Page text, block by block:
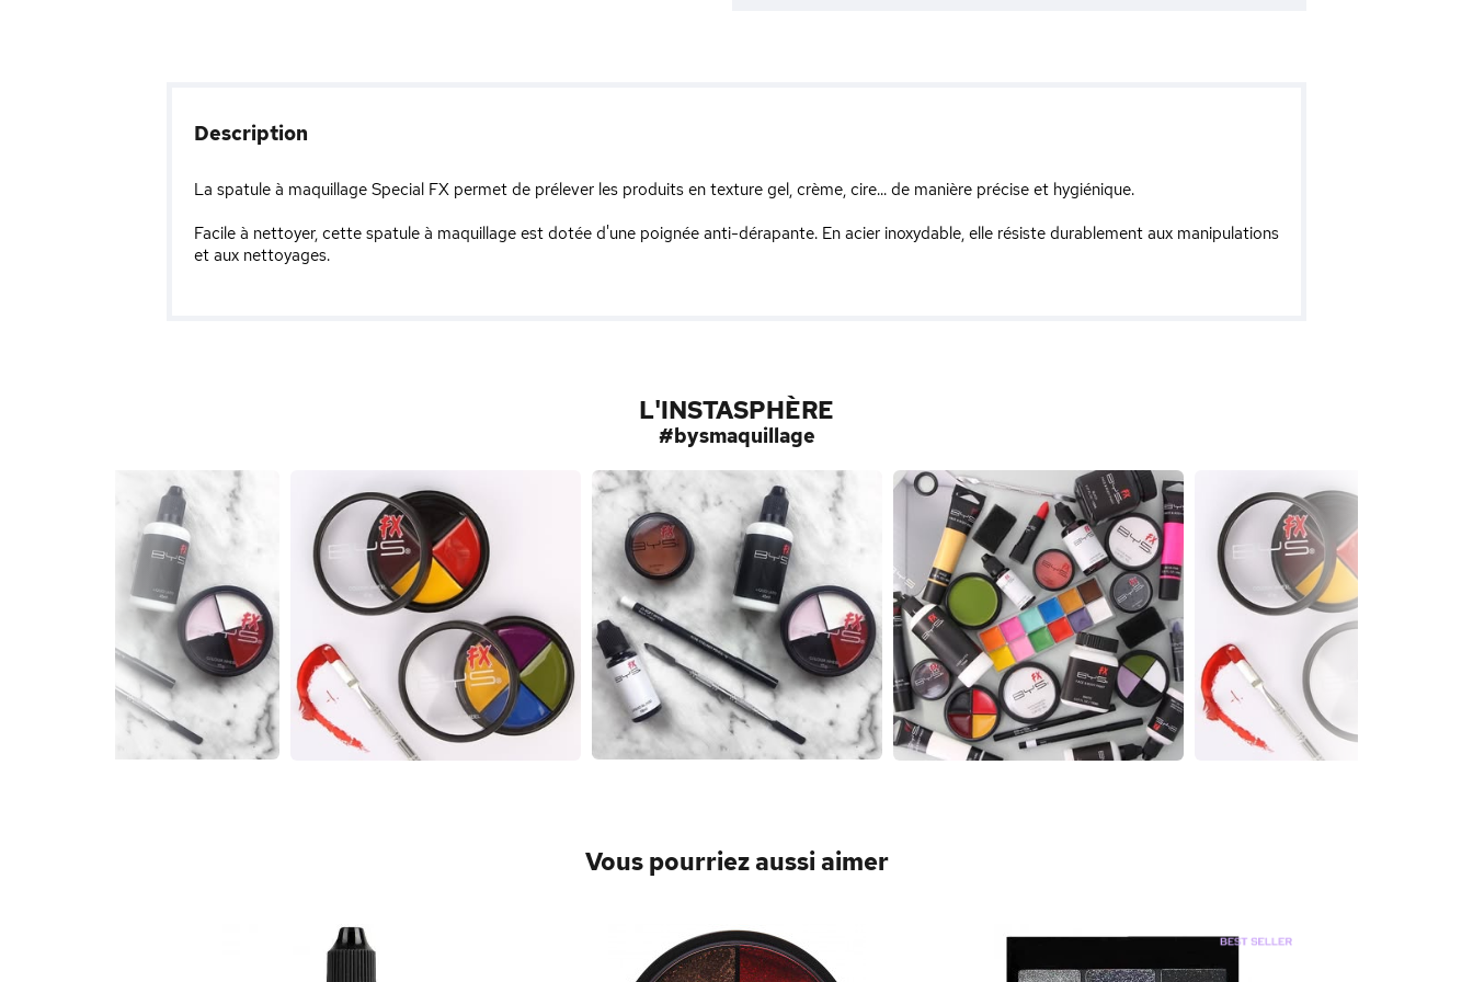
Description
La spatule à maquillage Special FX permet de prélever les produits en texture gel, crème, cire... de manière précise et hygiénique.
Facile à nettoyer, cette spatule à maquillage est dotée d'une poignée anti-dérapante. En acier inoxydable, elle résiste durablement aux manipulations
et aux nettoyages.
L'INSTASPHÈRE
#bysmaquillage
Vous pourriez aussi aimer